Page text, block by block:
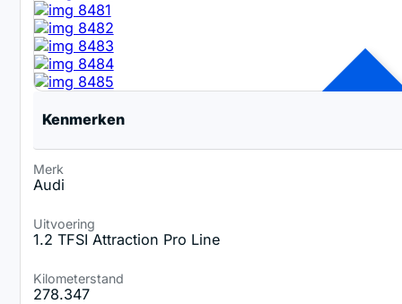
VERKOCHT
Kenmerken
Merk
Audi
Uitvoering
1.2 TFSI Attraction Pro Line
Kilometerstand
278.347